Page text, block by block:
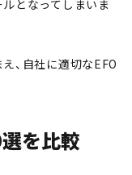
となってしまいま
、自社に適切なEFO
を比較